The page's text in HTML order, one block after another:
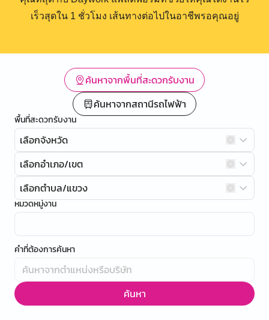
เร็วสุดใน 1 ชั่วโมง เส้นทางต่อไปในอาชีพรอคุณอยู่
ค้นหาจากพื้นที่สะดวกรับงาน
ค้นหาจากสถานีรถไฟฟ้า
พื้นที่สะดวกรับงาน
เลือกจังหวัด
เลือกอำเภอ/เขต
เลือกตำบล/แขวง
หมวดหมู่งาน
คำที่ต้องการค้นหา
ค้นหา